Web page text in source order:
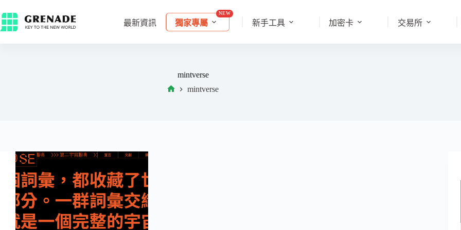
最新資訊 獨家專屬 新手工具 加密卡 交易所
mintverse
mintverse